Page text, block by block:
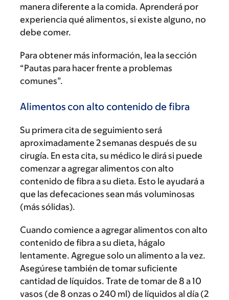
manera diferente a la comida. Aprenderá por
experiencia qué alimentos, si existe alguno, no
debe comer.
Para obtener más información, lea la sección
“Pautas para hacer frente a problemas
comunes”.
Alimentos con alto contenido de fibra
Su primera cita de seguimiento será
aproximadamente 2 semanas después de su
cirugía. En esta cita, su médico le dirá si puede
comenzar a agregar alimentos con alto
contenido de fibra a su dieta. Esto le ayudará a
que las defecaciones sean más voluminosas
(más sólidas).
Cuando comience a agregar alimentos con alto
contenido de fibra a su dieta, hágalo
lentamente. Agregue solo un alimento a la vez.
Asegúrese también de tomar suficiente
cantidad de líquidos. Trate de tomar de 8 a 10
vasos (de 8 onzas o 240 ml) de líquidos al día (2